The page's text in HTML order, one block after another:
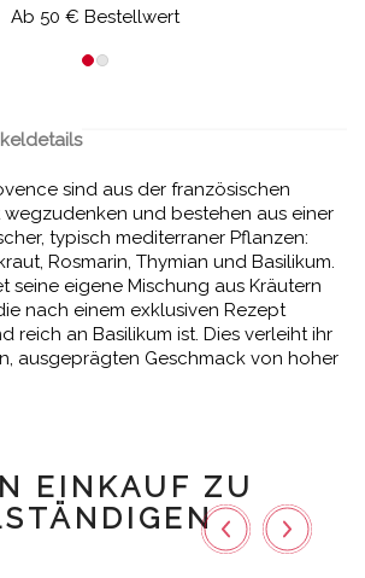
Ab 50 € Bestellwert
sind aus der französischen
und bestehen aus einer
typisch mediterraner Pflanzen:
Rosmarin, Thymian und Basilikum.
seine eigene Mischung aus Kräutern
nach einem exklusiven Rezept
reich an Basilikum ist. Dies verleiht ihr
ausgeprägten Geschmack von hoher
EINKAUF ZU